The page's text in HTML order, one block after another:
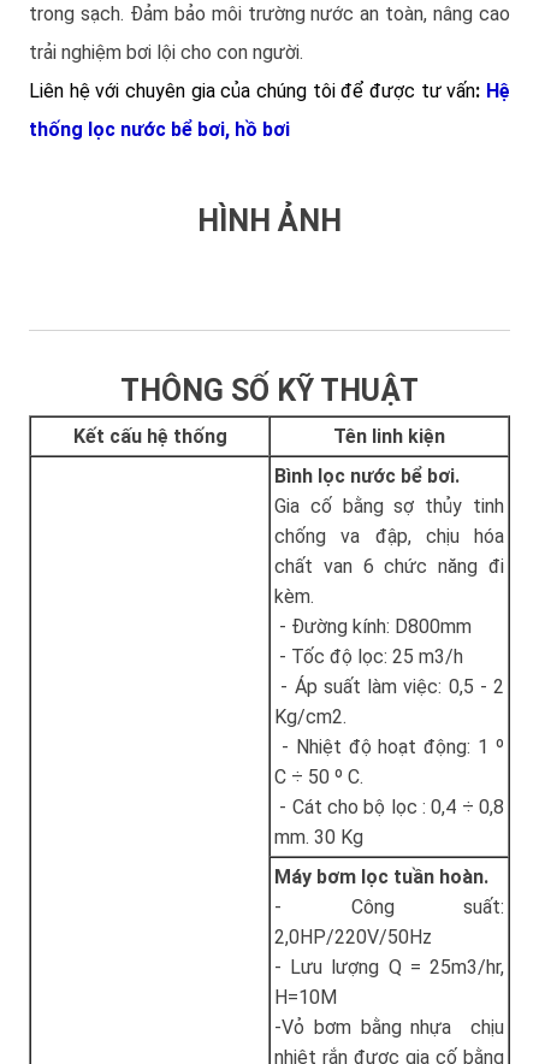
trong sạch. Đảm bảo môi trường nước an toàn, nâng cao
trải nghiệm bơi lội cho con người.
Liên hệ với chuyên gia của chúng tôi để được tư vấn: Hệ
thống lọc nước bể bơi, hồ bơi
HÌNH ẢNH
THÔNG SỐ KỸ THUẬT
Kết cấu hệ thống
Tên linh kiện
Bình lọc nước bể bơi.
Gia cố bằng sợ thủy tinh
chống va đập, chịu hóa
chất van 6 chức năng đi
kèm.
- Đường kính: D800mm
- Tốc độ lọc: 25 m3/h
- Áp suất làm việc: 0,5 - 2
Kg/cm2.
- Nhiệt độ hoạt động: 1 º
C ÷ 50 º C.
- Cát cho bộ lọc : 0,4 ÷ 0,8
mm. 30 Kg
Máy bơm lọc tuần hoàn.
- Công suất:
2,0HP/220V/50Hz
- Lưu lượng Q = 25m3/hr,
H=10M
-Vỏ bơm bằng nhựa chịu
nhiệt rắn được gia cố bằng